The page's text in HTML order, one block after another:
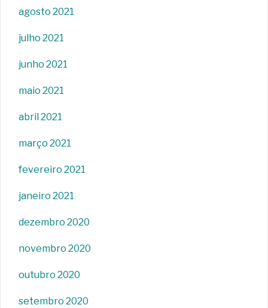
agosto 2021
julho 2021
junho 2021
maio 2021
abril 2021
março 2021
fevereiro 2021
janeiro 2021
dezembro 2020
novembro 2020
outubro 2020
setembro 2020